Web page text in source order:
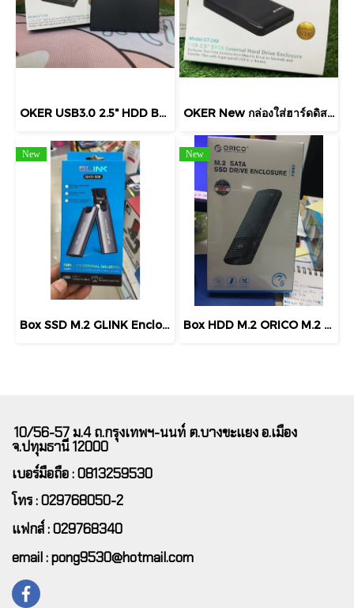
OKER USB3.0 2.5" HDD BOX OKER รุ่น ST-245 Black แบบสไลด์ออก ใช้งานง่ายมาก OKER New กล่องใส่ฮาร์ดดิสก์ SATA 2.5นิ้ว Type-C USB3.1 speed: 10Gbps รุ่น ST-249
New
Box SSD M.2 GLINK Enclosure M.2/NVM e / NGFF GHD-036 Grey Transfer Rate 10Gbps
New
Box HDD M.2 ORICO M.2 SATA SSD Drive Enclosure 5Gbps
10/56-57 ม.4 ถ.กรุงเทพฯ-นนท์ ต.บางขะแยง อ.เมือง
จ.ปทุมธานี 12000
เบอร์มือถือ : 0813259530
โทร : 029768050-2
แฟกส์ : 029768340
email : pong9530@hotmail.com